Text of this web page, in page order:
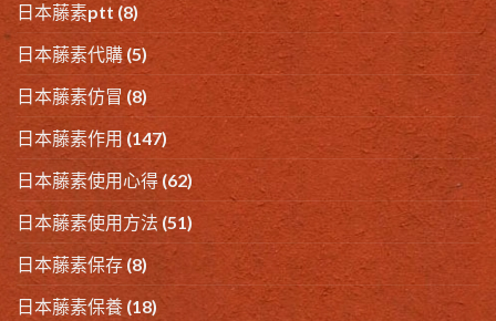
日本藤素ptt (8)
日本藤素代購 (5)
日本藤素仿冒 (8)
日本藤素作用 (147)
日本藤素使用心得 (62)
日本藤素使用方法 (51)
日本藤素保存 (8)
日本藤素保養 (18)